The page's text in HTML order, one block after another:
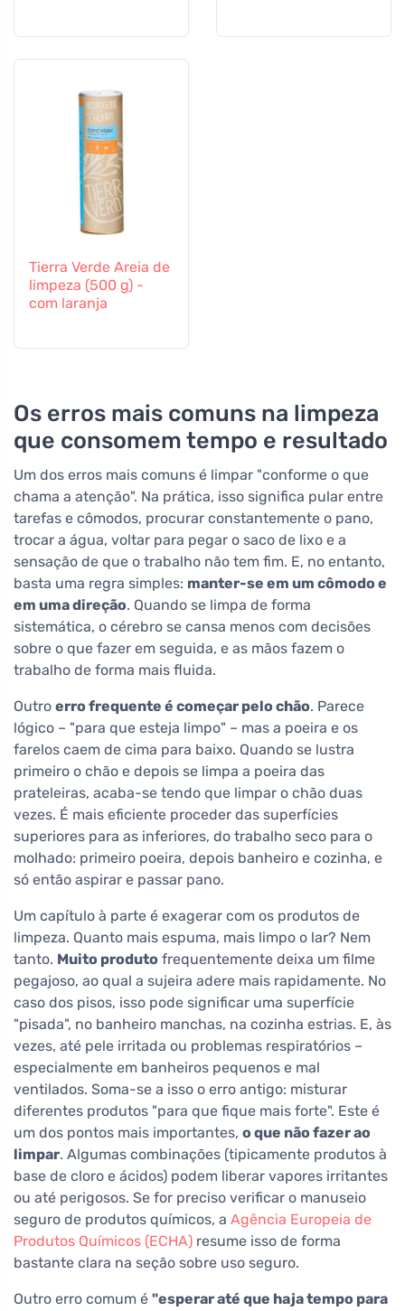
Tierra Verde Areia de
limpeza (500 g) -
com laranja
Os erros mais comuns na limpeza
que consomem tempo e resultado
Um dos erros mais comuns é limpar "conforme o que
chama a atenção". Na prática, isso significa pular entre
tarefas e cômodos, procurar constantemente o pano,
trocar a água, voltar para pegar o saco de lixo e a
sensação de que o trabalho não tem fim. E, no entanto,
basta uma regra simples: manter-se em um cômodo e
em uma direção. Quando se limpa de forma
sistemática, o cérebro se cansa menos com decisões
sobre o que fazer em seguida, e as mãos fazem o
trabalho de forma mais fluida.
Outro erro frequente é começar pelo chão. Parece
lógico – "para que esteja limpo" – mas a poeira e os
farelos caem de cima para baixo. Quando se lustra
primeiro o chão e depois se limpa a poeira das
prateleiras, acaba-se tendo que limpar o chão duas
vezes. É mais eficiente proceder das superfícies
superiores para as inferiores, do trabalho seco para o
molhado: primeiro poeira, depois banheiro e cozinha, e
só então aspirar e passar pano.
Um capítulo à parte é exagerar com os produtos de
limpeza. Quanto mais espuma, mais limpo o lar? Nem
tanto. Muito produto frequentemente deixa um filme
pegajoso, ao qual a sujeira adere mais rapidamente. No
caso dos pisos, isso pode significar uma superfície
"pisada", no banheiro manchas, na cozinha estrias. E, às
vezes, até pele irritada ou problemas respiratórios –
especialmente em banheiros pequenos e mal
ventilados. Soma-se a isso o erro antigo: misturar
diferentes produtos "para que fique mais forte". Este é
um dos pontos mais importantes, o que não fazer ao
limpar. Algumas combinações (tipicamente produtos à
base de cloro e ácidos) podem liberar vapores irritantes
ou até perigosos. Se for preciso verificar o manuseio
seguro de produtos químicos, a Agência Europeia de
Produtos Químicos (ECHA) resume isso de forma
bastante clara na seção sobre uso seguro.
Outro erro comum é "esperar até que haja tempo para